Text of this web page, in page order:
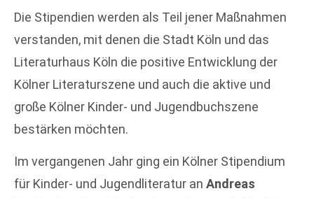
Die Stipendien werden als Teil jener Maßnahmen
verstanden, mit denen die Stadt Köln und das
Literaturhaus Köln die positive Entwicklung der
Kölner Literaturszene und auch die aktive und
große Kölner Kinder- und Jugendbuchszene
bestärken möchten.
Im vergangenen Jahr ging ein Kölner Stipendium
für Kinder- und Jugendliteratur an Andreas